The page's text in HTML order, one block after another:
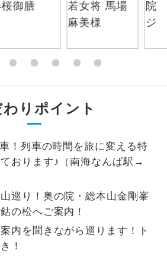
わりポイント
！列車の時間を旅に変える特
おります♪（南海なんば駅→
山巡り！奥の院・総本山金剛峯
の松へご案内！
内を聞きながら巡ります！ト
！
温泉地にも宿泊するコースです。
す。
全てのお食事が付いていますので、お食
事の心配はいりません。（機内食を除
お部屋にてゆっくりとお召し上がりいた
だけます。
周りの音を気にせず、ガイドさんの説明
をじっくり聞くことができます。
1名様から出発可能な個人型プランで
す。